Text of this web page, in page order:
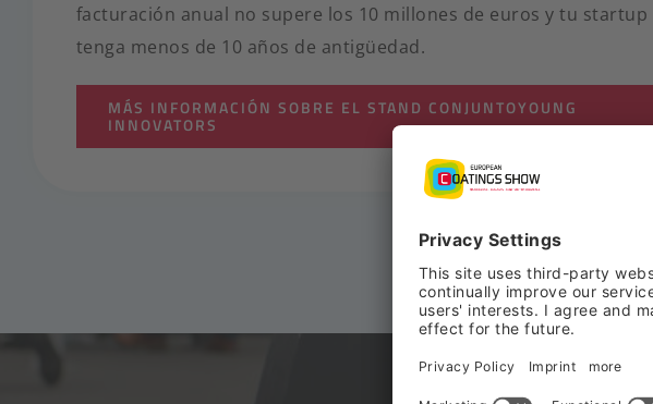
facturación anual no supere los 10 millones de euros y tu startup
tenga menos de 10 años de antigüedad.
MÁS INFORMACIÓN SOBRE EL STAND CONJUNTOYOUNG
INNOVATORS